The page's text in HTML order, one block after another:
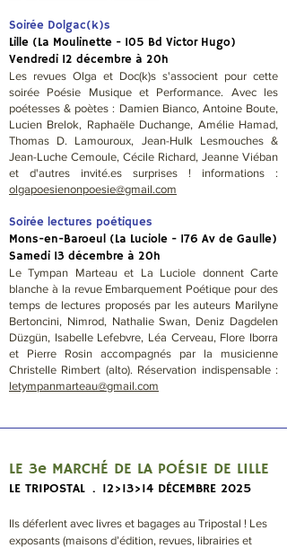
Soirée Dolgac(k)s
Lille (La Moulinette - 105 Bd Victor Hugo)
Vendredi 12 décembre à 20h
Les revues Olga et Doc(k)s s'associent pour cette
soirée Poésie Musique et Performance. Avec les
poétesses & poètes : Damien Bianco, Antoine Boute,
Lucien Brelok, Raphaële Duchange, Amélie Hamad,
Thomas D. Lamouroux, Jean-Hulk Lesmouches &
Jean-Luche Cemoule, Cécile Richard, Jeanne Viéban
et d'autres invité.es surprises ! informations :
olgapoesienonpoesie@gmail.com
Soirée lectures poétiques
Mons-en-Baroeul (La Luciole - 176 Av de Gaulle)
Samedi 13 décembre à 20h
Le Tympan Marteau et La Luciole donnent Carte
blanche à la revue Embarquement Poétique pour des
temps de lectures proposés par les auteurs Marilyne
Bertoncini, Nimrod, Nathalie Swan, Deniz Dagdelen
Düzgün, Isabelle Lefebvre, Léa Cerveau, Flore Iborra
et Pierre Rosin accompagnés par la musicienne
Christelle Rimbert (alto).​ Réservation indispensable :
letympanmarteau@gmail.com
LE 3e MARCHÉ DE LA POÉSIE DE LILLE
LE TRIPOSTAL . 12>13>14 DÉCEMBRE 2025
Ils déferlent avec livres et bagages au Tripostal ! Les
exposants (maisons d’édition, revues, librairies et